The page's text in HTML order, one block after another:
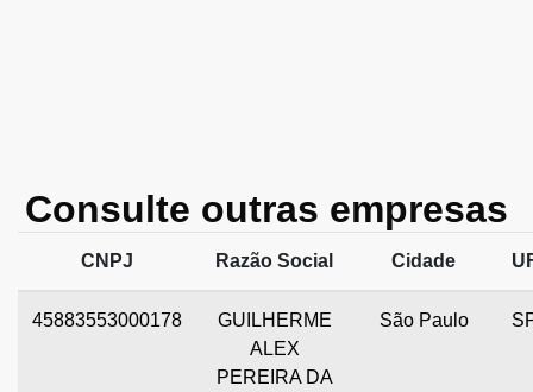
Consulte outras empresas
CNPJ Razão Social Cidade
45883553000178
GUILHERME
ALEX
PEREIRA DA
São Paulo